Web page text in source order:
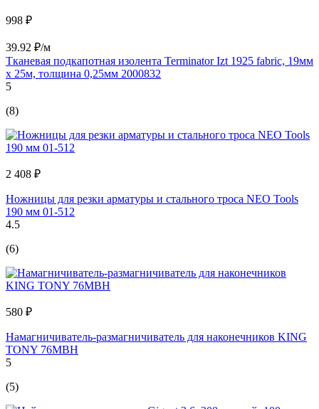
998 ₽
39.92 ₽/м
Тканевая подкапотная изолента Terminator Izt 1925 fabric, 19мм
х 25м, толщина 0,25мм 2000832
5
(8)
2 408 ₽
Ножницы для резки арматуры и стального троса NEO Tools
190 мм 01-512
4.5
(6)
580 ₽
Намагничиватель-размагничиватель для наконечников KING
TONY 76MBH
5
(5)